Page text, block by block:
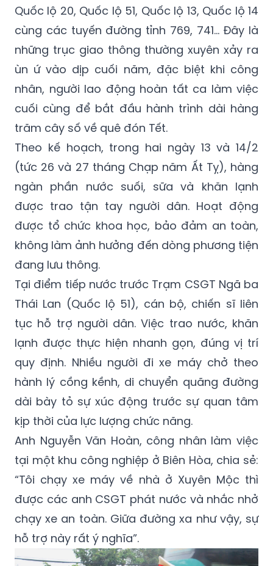
Quốc lộ 20, Quốc lộ 51, Quốc lộ 13, Quốc lộ 14
cùng các tuyến đường tỉnh 769, 741… Đây là
những trục giao thông thường xuyên xảy ra
ùn ứ vào dịp cuối năm, đặc biệt khi công
nhân, người lao động hoàn tất ca làm việc
cuối cùng để bắt đầu hành trình dài hàng
trăm cây số về quê đón Tết.
Theo kế hoạch, trong hai ngày 13 và 14/2
(tức 26 và 27 tháng Chạp năm Ất Tỵ), hàng
ngàn phần nước suối, sữa và khăn lạnh
được trao tận tay người dân. Hoạt động
được tổ chức khoa học, bảo đảm an toàn,
không làm ảnh hưởng đến dòng phương tiện
đang lưu thông.
Tại điểm tiếp nước trước Trạm CSGT Ngã ba
Thái Lan (Quốc lộ 51), cán bộ, chiến sĩ liên
tục hỗ trợ người dân. Việc trao nước, khăn
lạnh được thực hiện nhanh gọn, đúng vị trí
quy định. Nhiều người đi xe máy chở theo
hành lý cồng kềnh, di chuyển quãng đường
dài bày tỏ sự xúc động trước sự quan tâm
kịp thời của lực lượng chức năng.
Anh Nguyễn Văn Hoàn, công nhân làm việc
tại một khu công nghiệp ở Biên Hòa, chia sẻ:
“Tôi chạy xe máy về nhà ở Xuyên Mộc thì
được các anh CSGT phát nước và nhắc nhở
chạy xe an toàn. Giữa đường xa như vậy, sự
hỗ trợ này rất ý nghĩa”.